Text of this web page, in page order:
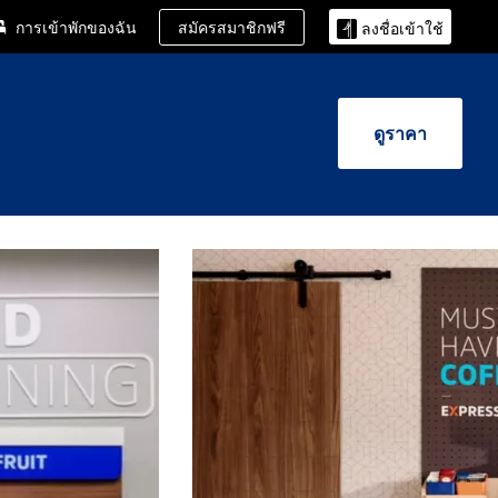
การเข้าพักของฉัน สมัครสมาชิกฟรี ลงชื่อเข้าใช้
ดูราคา